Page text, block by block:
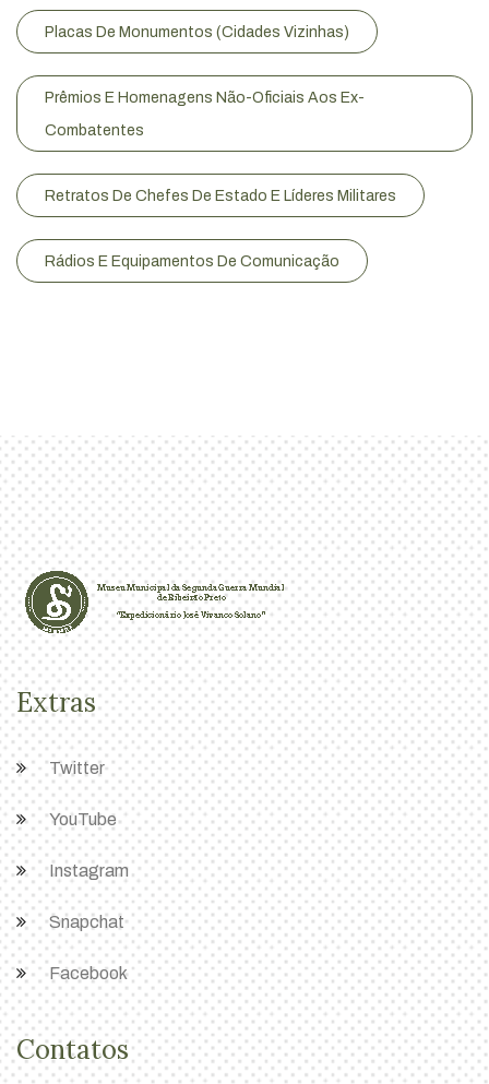
Placas De Monumentos (Cidades Vizinhas)
Prêmios E Homenagens Não-Oficiais Aos Ex-
Combatentes
Retratos De Chefes De Estado E Líderes Militares
Rádios E Equipamentos De Comunicação
Extras
Twitter
YouTube
Instagram
Snapchat
Facebook
Contatos